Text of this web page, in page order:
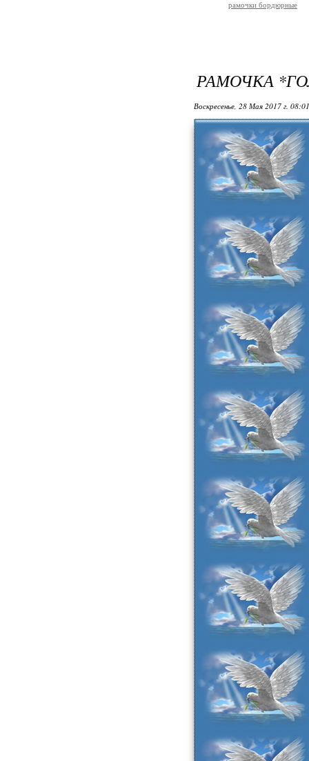
рамочки бордюрные
РАМОЧКА
Воскресенье, 28 Мая 2017 г.